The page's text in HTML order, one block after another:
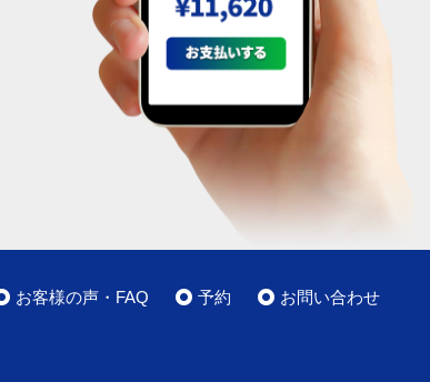
お客様の声・FAQ 予約 お問い合わせ